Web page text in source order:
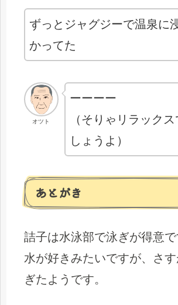
ずっとジャグジーで温泉に
かってた
オツト
ーーーー
（そりゃリラック
しょうよ）
あとがき
詰子は水泳部で泳ぎが得意で
水が好きみたいですが、さ
ぎたようです。